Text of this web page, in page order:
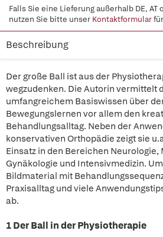
Falls Sie eine Lieferung außerhalb DE, AT
nutzen Sie bitte unser Kontaktformular
Beschreibung
Der große Ball ist aus der
wegzudenken. Die Autorin vermittelt
umfangreichem Basiswissen über
Bewegungslernen vor allem den
Behandlungsalltag. Neben der
konservativen Orthopädie zeigt sie
Einsatz in den Bereichen
Gynäkologie und Intensivmedizin.
Bildmaterial mit
Praxisalltag und viele
ab.
1 Der Ball in der Physiotherapie